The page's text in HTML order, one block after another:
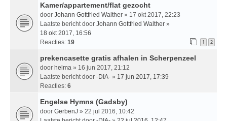
Kamer/appartement/flat gezocht
door Johann Gottfried Walther » 17 okt 2017, 22:23
Laatste bericht door Johann Gottfried Walther »
18 okt 2017, 16:56
Reacties: 19 1 2
prekencasette gratis afhalen in Scherpenzeel
door helma » 16 jun 2017, 21:12
Laatste bericht door -DIA- » 17 jun 2017, 17:39
Reacties: 6
Engelse Hymns (Gadsby)
door GerbenJ » 22 jul 2016, 10:42